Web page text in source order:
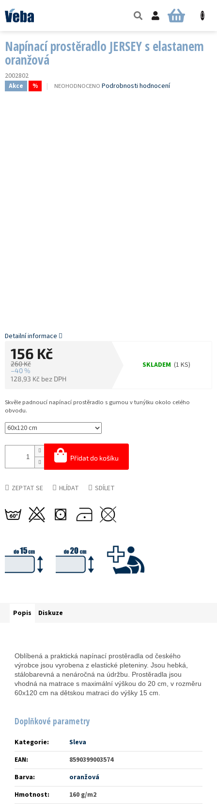
na
obsah
NÁKUPNÍ
Napínací prostěradlo JERSEY s elastanem
oranžová
2002802
Akce %
PRŮMĚRNÉ
NEOHODNOCENO Podrobnosti hodnocení
260 Kč
–40 %
156 Kč
128,93 Kč bez DPH
cena:
SKLADEM (1 KS)
Přidat do košíku
Skvěle padnoucí napínací prostěradlo s gumou v tunýlku okolo celého
obvodu.
Detailní informace
ZEPTAT SE HLÍDAT SDÍLET
Popis Diskuze
Oblíbená a praktická napínací prostěradla od českého
výrobce jsou vyrobena z elastické pleteniny. Jsou hebká,
stálobarevná a nenáročná na údržbu. Prostěradla jsou
vhodná na matrace s maximální výškou do 20 cm, v rozměru
60x120 cm na dětskou matraci do výšky 15 cm.
Doplňkové parametry
Kategorie:
Sleva
EAN:
8590399003574
Barva:
oranžová
Hmotnost:
160 g/m2